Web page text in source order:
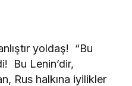
yoldaş! “Bu
Bu Lenin’dir,
Rus halkına iyilikler